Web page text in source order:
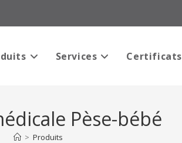
Services Certificats
Pèse-bébé
> Produits